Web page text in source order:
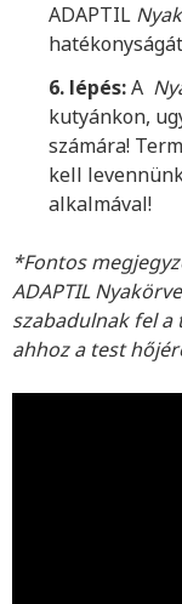
ADAPTIL
6. lépés:A
kutyánkon,
számára!
kell
alkalmával!
*Fontos
ADAPTIL
szabadulnak fel
ahhoz a test